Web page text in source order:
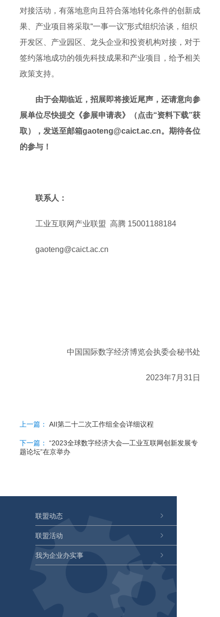
对接活动，有落地意向且符合落地转化条件的创新成
果、产业项目将采取“一事一议”形式组织洽谈，组织
开发区、产业园区、龙头企业和投资机构对接，对于
签约落地成功的领先科技成果和产业项目，给予相关
政策支持。
由于会期临近，招展即将接近尾声，还请意向参
展单位尽快提交《参展申请表》（点击“资料下载”获
取），发送至邮箱gaoteng@caict.ac.cn。期待各位
的参与！
联系人：
工业互联网产业联盟 高腾 15001188184
gaoteng@caict.ac.cn
中国国际数字经济博览会执委会秘书处
2023年7月31日
上一篇： AII第二十二次工作组全会详细议程
下一篇：
“2023全球数字经济大会—工业互联网创新发展专
题论坛”在京举办
联盟动态
联盟活动
我为企业办实事